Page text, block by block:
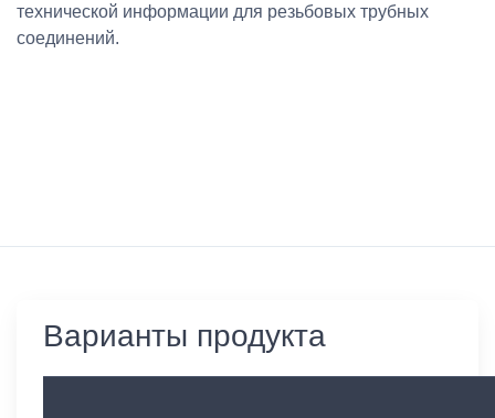
технической информации для резьбовых трубных
соединений.
Варианты продукта